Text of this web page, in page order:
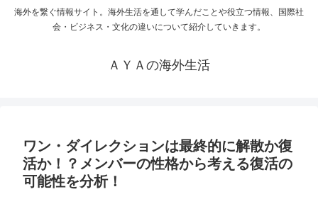
海外を繋ぐ情報サイト。海外生活を通して学んだことや役立つ情報、国際社
会・ビジネス・文化の違いについて紹介していきます。
ＡＹＡの海外生活
ワン・ダイレクションは最終的に解散か復
活か！？メンバーの性格から考える復活の
可能性を分析！